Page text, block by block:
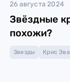
26 августа 2024
Звёздные
похожи?
Звезды Крис